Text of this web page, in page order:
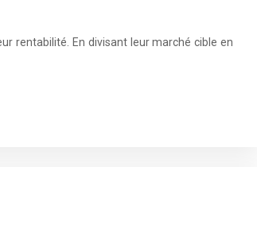
rentabilité. En divisant leur marché cible en